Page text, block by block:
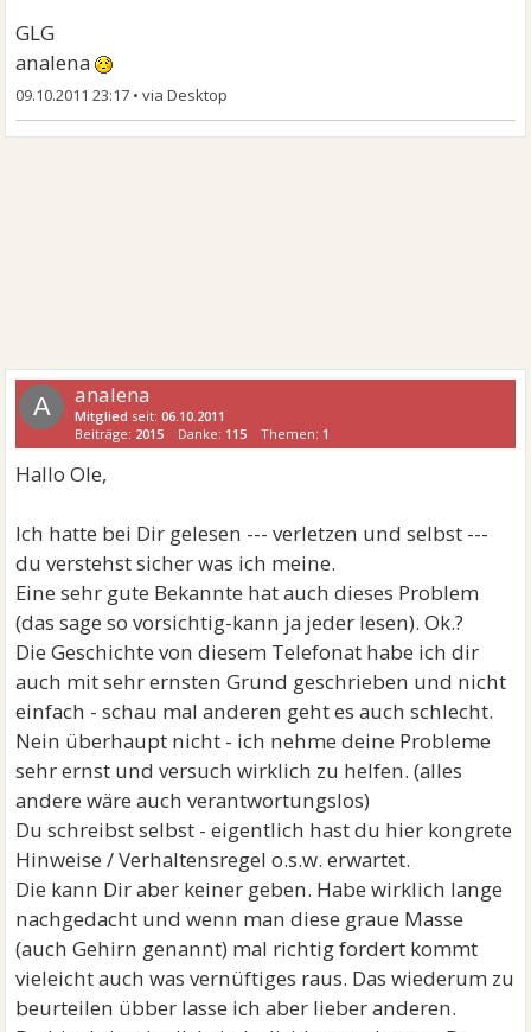
GLG
analena
09.10.2011 23:17 •
A analena
Mitglied seit:06.10.2011
Beiträge: 2015 Danke: 115 Themen: 1
Hallo Ole,
Ich hatte bei Dir gelesen --- verletzen und selbst ---
du verstehst sicher was ich meine.
Eine sehr gute Bekannte hat auch dieses Problem
(das sage so vorsichtig-kann ja jeder lesen). Ok.?
Die Geschichte von diesem Telefonat habe ich dir
auch mit sehr ernsten Grund geschrieben und nicht
einfach - schau mal anderen geht es auch schlecht.
Nein überhaupt nicht - ich nehme deine Probleme
sehr ernst und versuch wirklich zu helfen. (alles
andere wäre auch verantwortungslos)
Du schreibst selbst - eigentlich hast du hier kongrete
Hinweise / Verhaltensregel o.s.w. erwartet.
Die kann Dir aber keiner geben. Habe wirklich lange
nachgedacht und wenn man diese graue Masse
(auch Gehirn genannt) mal richtig fordert kommt
vieleicht auch was vernüftiges raus. Das wiederum zu
beurteilen übber lasse ich aber lieber anderen.